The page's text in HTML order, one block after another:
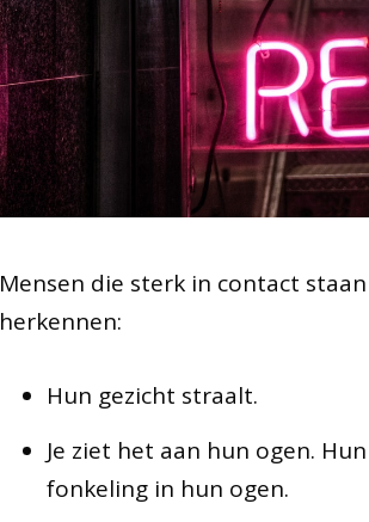
Mensen die sterk in contact
herkennen:
Hun gezicht straalt.
Je ziet het aan hun ogen.
fonkeling in hun ogen.